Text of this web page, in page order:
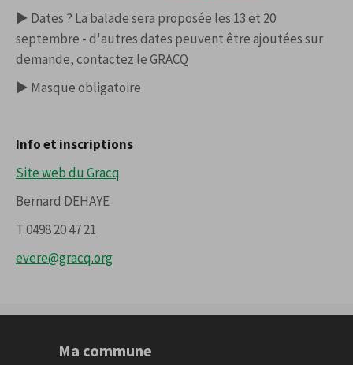
► Dates ? La balade sera proposée les 13 et 20
septembre - d'autres dates peuvent être ajoutées sur
demande, contactez le GRACQ
► Masque obligatoire
Info et inscriptions
Site web du Gracq
Bernard DEHAYE
T 0498 20 47 21
evere@gracq.org
Ma commune